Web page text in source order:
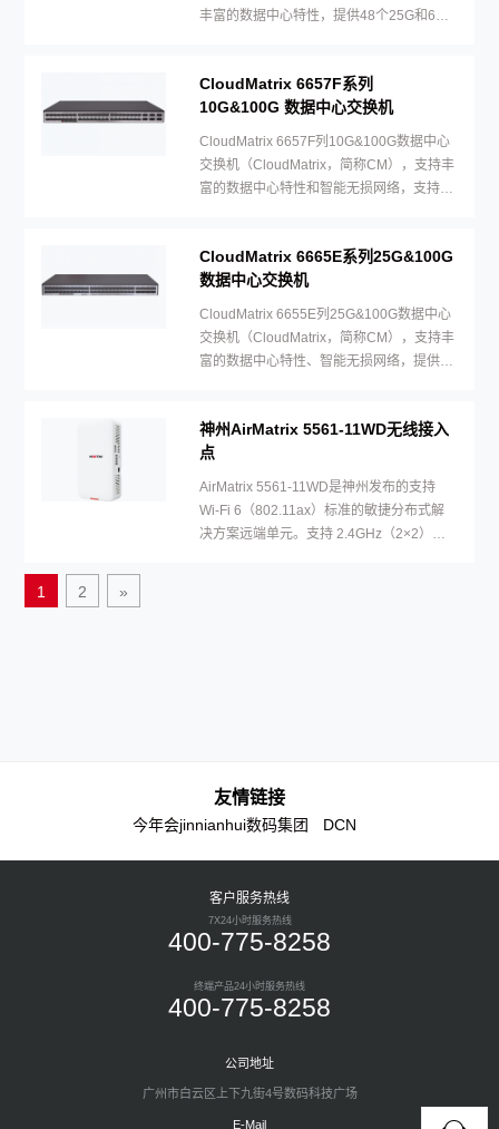
丰富的数据中心特性，提供48个25G和6个
CloudMatrix 6657F系列
10G&100G 数据中心交换机
CloudMatrix 6657F列10G&100G数据中心
交换机（CloudMatrix，简称CM），支持丰
富的数据中心特性和智能无损网络，支持48
CloudMatrix 6665E系列25G&100G
数据中心交换机
CloudMatrix 6655E列25G&100G数据中心
交换机（CloudMatrix，简称CM），支持丰
富的数据中心特性、智能无损网络，提供48
神州AirMatrix 5561-11WD无线接入
点
AirMatrix 5561-11WD是神州发布的支持
Wi-Fi 6（802.11ax）标准的敏捷分布式解
决方案远端单元。支持 2.4GHz（2×2）和
1 2 »
友情链接
今年会jinnianhui数码集团 DCN
客户服务热线
7X24小时服务热线
400-775-8258
终端产品24小时服务热线
400-775-8258
公司地址
广州市白云区上下九街4号数码科技广场
E-Mail